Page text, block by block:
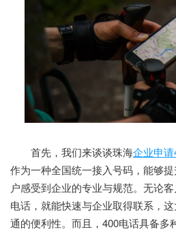
首先，我们来谈谈珠海企业申
作为一种全国统一接入号码，能够
户感受到企业的专业与规范。无论
电话，就能快速与企业取得联系，
通的便利性。而且，400电话具备多